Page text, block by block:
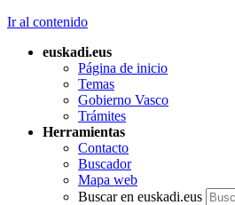
Ir al contenido
euskadi.eus
Página de inicio
Temas
Gobierno Vasco
Trámites
Herramientas
Contacto
Buscador
Mapa web
Buscar en euskadi.eus